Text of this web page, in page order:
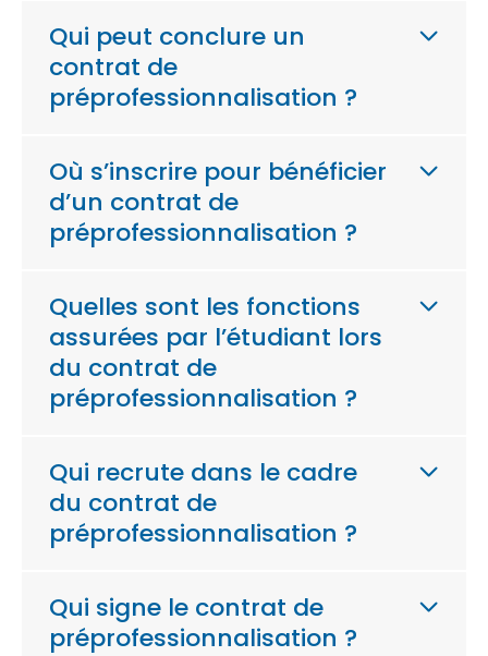
Qui peut conclure un
contrat de
préprofessionnalisation ?
Où s’inscrire pour bénéficier
d’un contrat de
préprofessionnalisation ?
Quelles sont les fonctions
assurées par l’étudiant lors
du contrat de
préprofessionnalisation ?
Qui recrute dans le cadre
du contrat de
préprofessionnalisation ?
Qui signe le contrat de
préprofessionnalisation ?